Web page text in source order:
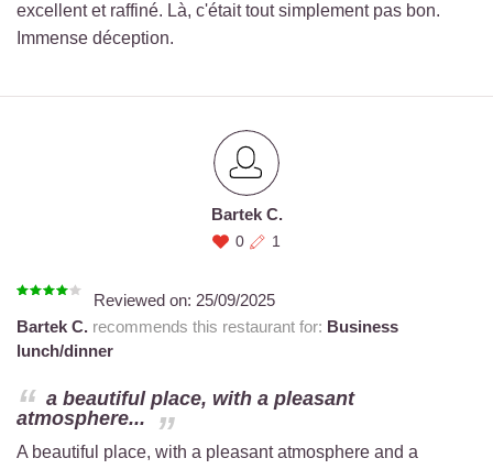
excellent et raffiné. Là, c'était tout simplement pas bon.
Immense déception.
Bartek C.
0 1
Reviewed on: 25/09/2025
Bartek C. recommends this restaurant for: Business
lunch/dinner
a beautiful place, with a pleasant
atmosphere...
A beautiful place, with a pleasant atmosphere and a